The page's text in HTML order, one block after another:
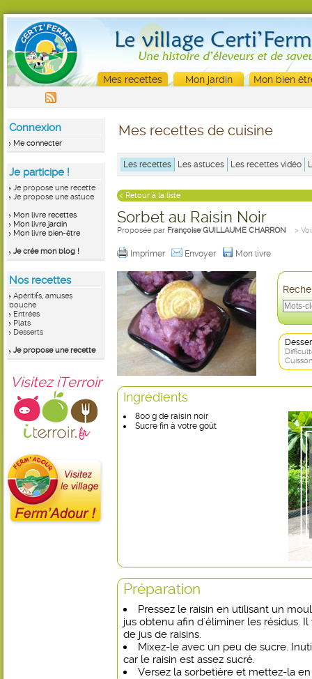
Mes recettes Mon jardin Mon bien
Connexion
Me connecter
Je participe !
Je propose une recette
Je propose une astuce
Mon livre recettes
Mon livre jardin
Mon livre bien-être
Je crée mon blog !
Nos recettes
Apéritifs, amuses
bouche
Entrées
Plats
Desserts
Je propose une recette
Visitez iTerroir
Mes recettes de cuisine
Les recettes Les astuces Les recettes vidéo
< Retour à la liste
Sorbet au Raisin Noir
Proposée par Françoise GUILLAUME CHARRON >
Imprimer Envoyer Mon livre
Ingrédients
800 g de raisin noir
Sucre fin à votre goût
Préparation
Pressez le raisin en utilisant un
jus obtenu afin d'éliminer les résidus.
de jus de raisins.
Mixez-le avec un peu de sucre.
car le raisin est assez sucré.
Versez la sorbetière et mettez-la